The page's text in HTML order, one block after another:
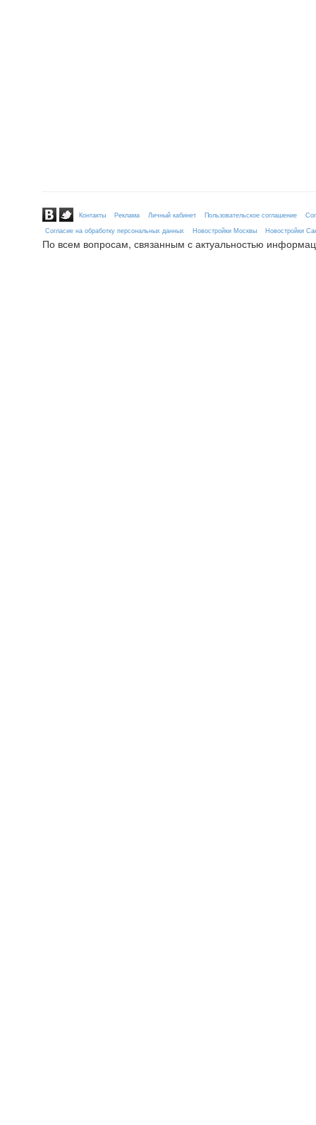
Контакты Реклама Личный кабинет Пользовательское соглашение
Согласие на обработку персональных данных
Новостройки Москвы Новостройки
По всем вопросам, связанным с актуальностью